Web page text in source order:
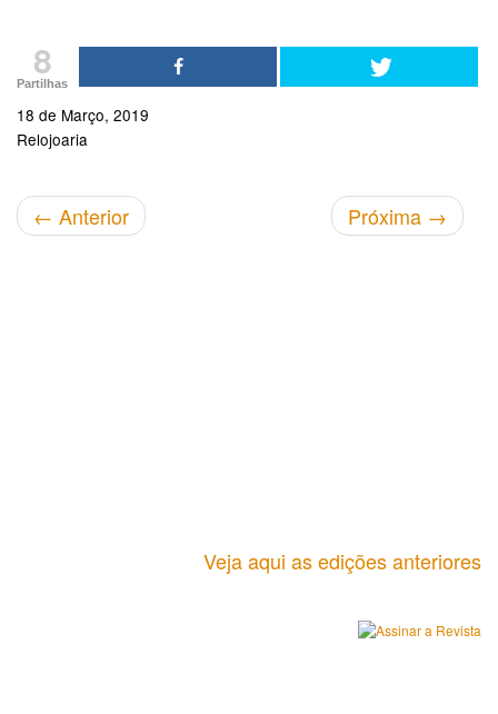
8
Partilhas
18 de Março, 2019
Relojoaria
← Anterior Próxima →
Veja aqui as edições anteriores